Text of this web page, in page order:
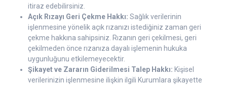
itiraz edebilirsiniz.
Açık Rızayı Geri Çekme Hakkı: Sağlık verilerinin
işlenmesine yönelik açık rızanızı istediğiniz zaman geri
çekme hakkına sahipsiniz. Rızanın geri çekilmesi, geri
çekilmeden önce rızanıza dayalı işlemenin hukuka
uygunluğunu etkilemeyecektir.
Şikayet ve Zararın Giderilmesi Talep Hakkı: Kişisel
verilerinizin işlenmesine ilişkin ilgili Kurumlara şikayette